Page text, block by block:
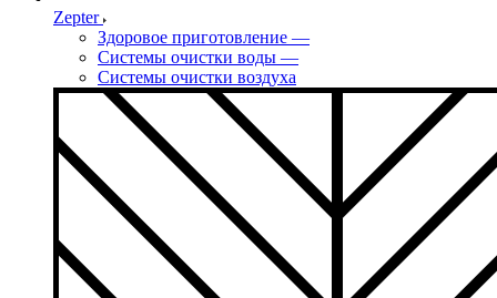
Zepter
Здоровое приготовление —
Системы очистки воды —
Системы очистки воздуха